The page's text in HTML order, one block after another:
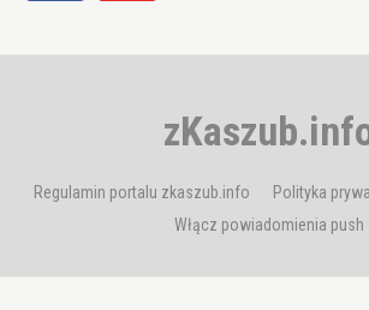
Regulamin portalu zkaszub.info Polityka
Włącz powiadomienia push